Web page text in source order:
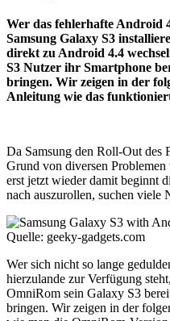
Wer das fehlerhafte Android
Samsung Galaxy S3
direkt zu Android 4.4
S3 Nutzer ihr Smartphone
bringen. Wir zeigen in der
Anleitung wie das
Da Samsung den Roll-Out des
Grund von diversen
erst jetzt wieder damit beginnt
nach auszurollen, suchen viele
Quelle: geeky-gadgets.com
Wer sich nicht so lange
hierzulande zur Verfügung
OmniRom sein Galaxy S3
bringen. Wir zeigen in der